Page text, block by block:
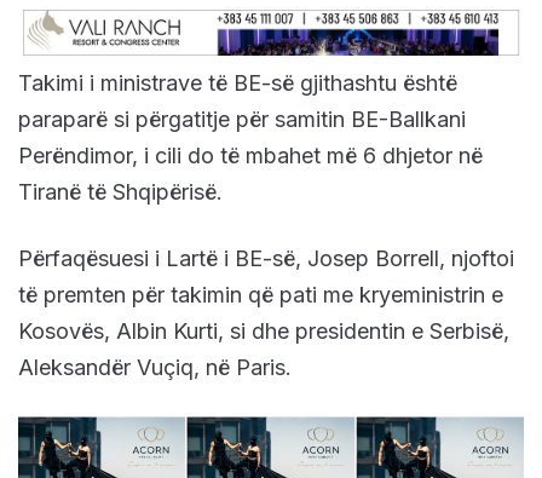
Takimi i ministrave të BE-së gjithashtu është
paraparë si përgatitje për samitin BE-Ballkani
Perëndimor, i cili do të mbahet më 6 dhjetor në
Tiranë të Shqipërisë.
Përfaqësuesi i Lartë i BE-së, Josep Borrell, njoftoi
të premten për takimin që pati me kryeministrin e
Kosovës, Albin Kurti, si dhe presidentin e Serbisë,
Aleksandër Vuçiq, në Paris.